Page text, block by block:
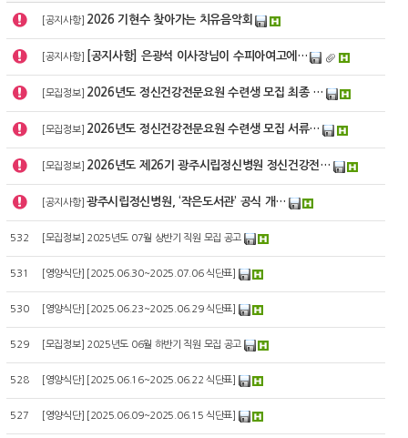
공지사항] 2026 기현수 찾아가는 치유음악회
공지사항] [공지사항] 은광석 이사장님이 수피아여고에…
모집정보] 2026년도 정신건강전문요원 수련생 모집 최종 …
모집정보] 2026년도 정신건강전문요원 수련생 모집 서류…
모집정보] 2026년도 제26기 광주시립정신병원 정신건강전…
공지사항] 광주시립정신병원, ‘작은도서관’ 공식 개…
532 모집정보] 2025년도 07월 상반기 직원 모집 공고
531 영양식단] [2025.06.30~2025.07.06 식단표]
530 영양식단] [2025.06.23~2025.06.29 식단표]
529 모집정보] 2025년도 06월 하반기 직원 모집 공고
528 영양식단] [2025.06.16~2025.06.22 식단표]
527 영양식단] [2025.06.09~2025.06.15 식단표]